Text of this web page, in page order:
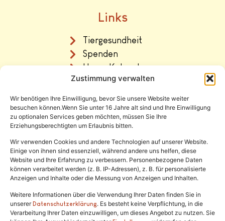
Zustimmung verwalten
Wir benötigen Ihre Einwilligung, bevor Sie unsere Website weiter
besuchen können.Wenn Sie unter 16 Jahre alt sind und Ihre Einwilligung
zu optionalen Services geben möchten, müssen Sie Ihre
Erziehungsberechtigten um Erlaubnis bitten.
Wir verwenden Cookies und andere Technologien auf unserer Website.
Einige von ihnen sind essenziell, während andere uns helfen, diese
Website und Ihre Erfahrung zu verbessern. Personenbezogene Daten
können verarbeitet werden (z. B. IP-Adressen), z. B. für personalisierte
Anzeigen und Inhalte oder die Messung von Anzeigen und Inhalten.
Weitere Informationen über die Verwendung Ihrer Daten finden Sie in
unsererDatenschutzerklärung. Es besteht keine Verpflichtung, in die
Verarbeitung Ihrer Daten einzuwilligen, um dieses Angebot zu nutzen. Sie
Links
Tiergesundheit
Spenden
Unser Katzenhaus
Vermittlung
Rechtliches
Impressum
Datenschutz
Satzung